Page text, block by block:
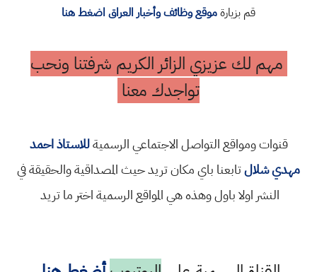
قم بزيارةموقع وظائف وأخبار العراق اضغط هنا
مهم لك عزيزي الزائر الكريم شرفتنا ونحب
تواجدك معنا
قنوات ومواقع التواصل الاجتماعي الرسميةللاستاذ احمد
مهدي شلالتابعنا باي مكان تريد حيث المصداقية والحقيقة في
النشر اولا باول وهذه هي المواقع الرسمية اختر ما تريد